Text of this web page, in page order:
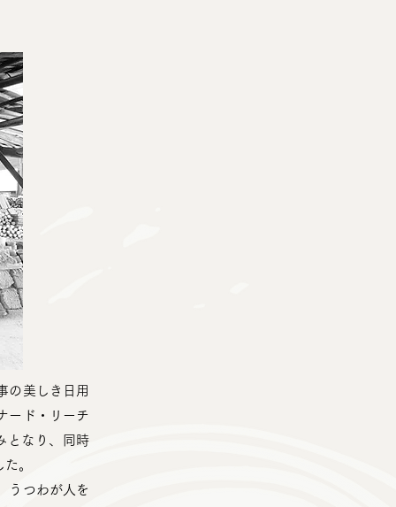
の美しき日用
ード・リーチ
となり、同時
。
うつわが人を